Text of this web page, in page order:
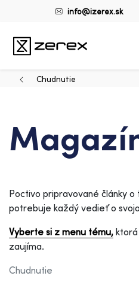
info@izerex.sk
Chudnutie
Poctivo pripravované články
potrebuje každý vedieť o
Vyberte si z menu tému,
zaujíma.
Chudnutie